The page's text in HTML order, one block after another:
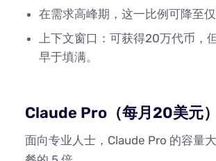
在需求高峰期，这一比例可降至仅
上下文窗口：可获得20万代币，
早于填满。
Claude Pro（每月20美元
面向专业人士，Claude Pro 的容量